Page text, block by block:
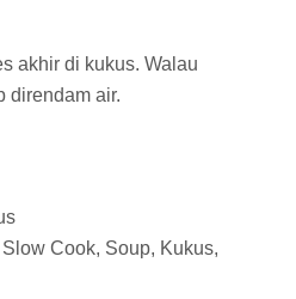
akhir di kukus. Walau
direndam air.
Cook, Soup, Kukus,